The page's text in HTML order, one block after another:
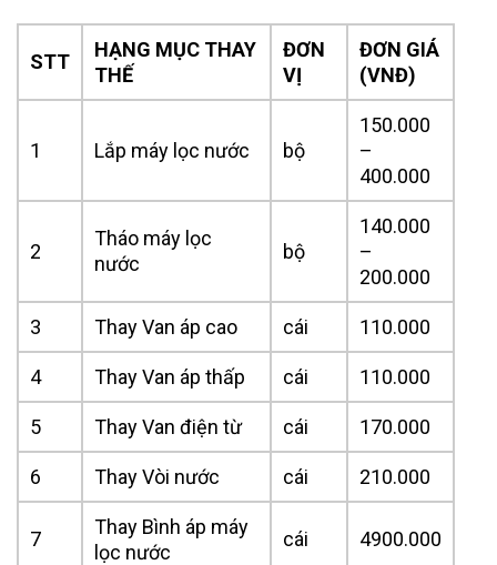
STT
HẠNG MỤC THAY
THẾ
ĐƠN
VỊ
ĐƠN GIÁ
(VNĐ)
1 Lắp máy lọc nước bộ
150.000
–
400.000
2
Tháo máy lọc
nước
bộ
140.000
–
200.000
3 Thay Van áp cao cái 110.000
4 Thay Van áp thấp cái 110.000
5 Thay Van điện từ cái 170.000
6 Thay Vòi nước cái 210.000
7
Thay Bình áp máy
lọc nước
cái 4900.000